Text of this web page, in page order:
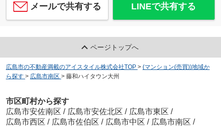
メールで共有する LINEで共有する
ページトップへ
広島市の不動産満載のアイスタイル株式会社TOP > (マンション(売買))地域か
ら探す > 広島市南区 > 藤和ハイタウン大州
市区町村から探す
広島市安佐南区 / 広島市安佐北区 / 広島市東区 /
広島市西区 / 広島市佐伯区 / 広島市中区 / 広島市南区 /